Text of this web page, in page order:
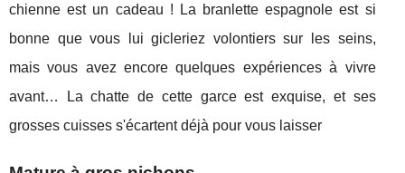
chienne est un cadeau ! La branlette espagnole est si
bonne que vous lui gicleriez volontiers sur les seins,
mais vous avez encore quelques expériences à vivre
avant… La chatte de cette garce est exquise, et ses
grosses cuisses s'écartent déjà pour vous laisser